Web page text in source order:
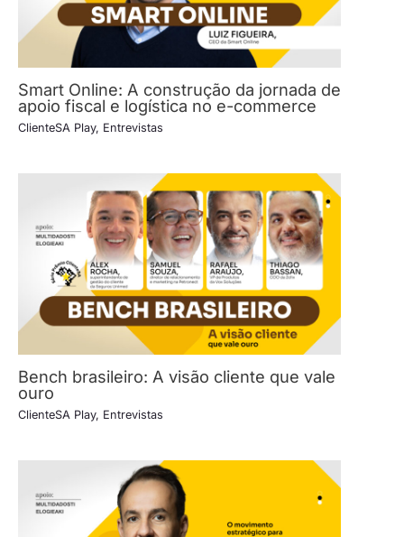
Smart Online: A construção da jornada de
apoio fiscal e logística no e-commerce
ClienteSA Play, Entrevistas
Bench brasileiro: A visão cliente que vale
ouro
ClienteSA Play, Entrevistas